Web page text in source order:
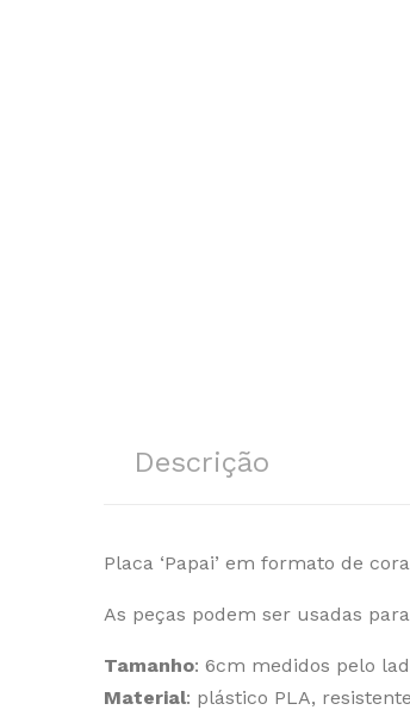
Descrição
Placa ‘Papai’ em formato de
As peças podem ser usadas
Tamanho: 6cm medidos pelo
Material: plástico PLA,